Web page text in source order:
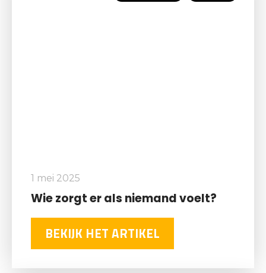
1 mei 2025
Wie zorgt er als niemand voelt?
BEKIJK HET ARTIKEL